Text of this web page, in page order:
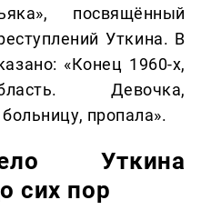
посвящённый
Уткина. В
«Конец 1960-х,
Девочка,
пропала».
Уткина
сих пор